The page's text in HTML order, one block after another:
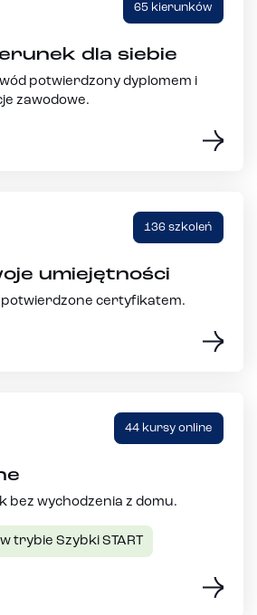
65 kierunków
dla siebie
potwierdzony dyplomem i
zawodowe.
136 szkoleń
umiejętności
potwierdzone certyfikatem.
44 kursy online
bez wychodzenia z domu.
trybie Szybki START